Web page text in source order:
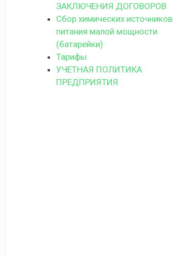
ЗАКЛЮЧЕНИЯ ДОГОВОРОВ
Сбор химических источников
питания малой мощности
(батарейки)
Тарифы
УЧЕТНАЯ ПОЛИТИКА
ПРЕДПРИЯТИЯ